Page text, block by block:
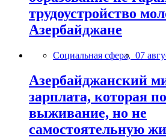
трудоустройство
Азербайджане
Социальная сфера, 07
Азербайджанский
зарплата, которая
выживание, но не
самостоятельную